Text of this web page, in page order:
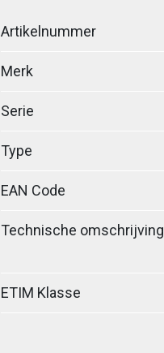
Artikelnummer
Merk
Serie
Type
EAN Code
Technische omschrijving
ETIM Klasse